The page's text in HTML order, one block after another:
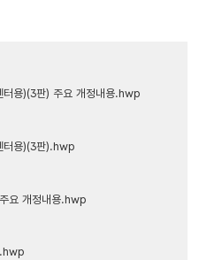
터용)(3판) 주요 개정내용.hwp
터용)(3판).hwp
요 개정내용.hwp